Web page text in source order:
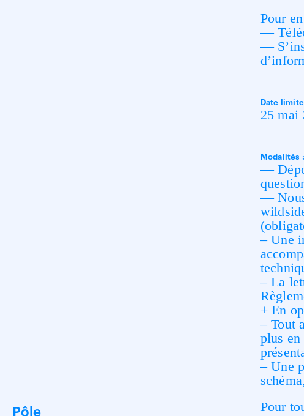
Pôle
Pour
—
—
Date
25 mai
Modalités :
—
—
– Une
– La
+ En
– Tout
plus
– Une
Pour